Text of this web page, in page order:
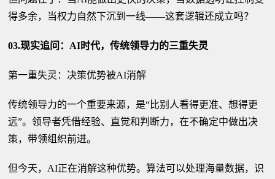
得多余，当权力自然下沉到一线——这套逻辑还成立吗？
03.现实追问：AI时代，传统领导力的三重失灵
第一重失灵：决策优势被AI消解
传统领导力的一个重要来源，是“比别人看得更准、想得更
远”。领导者凭借经验、直觉和判断力，在不确定中做出决
策，带领组织前进。
但今天，AI正在消解这种优势。算法可以处理海量数据，识